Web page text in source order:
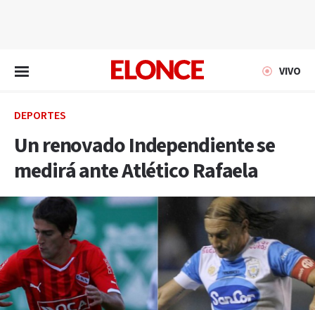
VIVO
DEPORTES
Un renovado Independiente se
medirá ante Atlético Rafaela